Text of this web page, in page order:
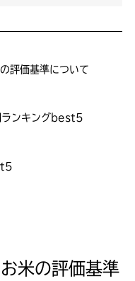
評価基準について
ンキングbest5
米の評価基準